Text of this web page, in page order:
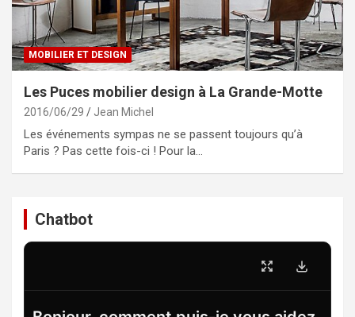
MOBILIER ET DESIGN
Les Puces mobilier design à La Grande-Motte
2016/06/29 Jean Michel
Les événements sympas ne se passent toujours qu’à
Paris ? Pas cette fois-ci ! Pour la…
Chatbot